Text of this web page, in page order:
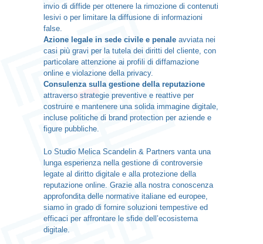
invio di diffide per ottenere la rimozione di contenuti
lesivi o per limitare la diffusione di informazioni
false.
Azione legale in sede civile e penale avviata nei
casi più gravi per la tutela dei diritti del cliente, con
particolare attenzione ai profili di diffamazione
online e violazione della privacy.
Consulenza sulla gestione della reputazione
attraverso strategie preventive e reattive per
costruire e mantenere una solida immagine digitale,
incluse politiche di brand protection per aziende e
figure pubbliche.
Lo Studio Melica Scandelin & Partners vanta una
lunga esperienza nella gestione di controversie
legate al diritto digitale e alla protezione della
reputazione online. Grazie alla nostra conoscenza
approfondita delle normative italiane ed europee,
siamo in grado di fornire soluzioni tempestive ed
efficaci per affrontare le sfide dell’ecosistema
digitale.